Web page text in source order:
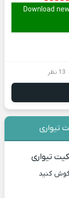
Download
13 نظر
کنید